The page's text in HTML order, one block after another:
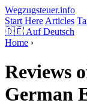
Wegzugsteuer.info
Start Here Articles
🇩🇪 Auf Deutsch
Home ›
Reviews
German